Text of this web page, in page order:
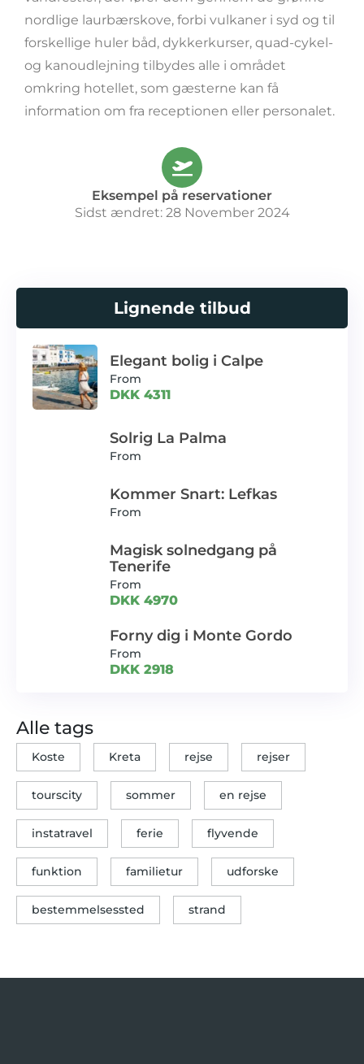
nordlige laurbærskove, forbi vulkaner i syd og til
forskellige huler båd, dykkerkurser, quad-cykel-
og kanoudlejning tilbydes alle i området
omkring hotellet, som gæsterne kan få
information om fra receptionen eller personalet.
Eksempel på reservationer
Sidst ændret: 28 November 2024
Lignende tilbud
Elegant bolig i Calpe
From
DKK 4311
Solrig La Palma
From
Kommer Snart: Lefkas
From
Magisk solnedgang på
Tenerife
From
DKK 4970
Forny dig i Monte Gordo
From
DKK 2918
Alle tags
Koste Kreta rejse rejser
tourscity sommer en rejse
instatravel ferie flyvende
funktion familietur udforske
bestemmelsessted strand